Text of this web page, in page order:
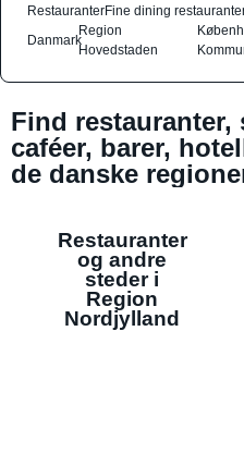
RestauranterFine dining
Danmark
Region
Hovedstaden
Find restauranter,
caféer, barer,
de danske
Restauranter
og andre
steder i
Region
Nordjylland